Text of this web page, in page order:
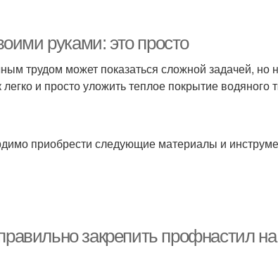
руками: это просто
трудом может показаться сложной задачей, но
и просто уложить теплое покрытие водяного
приобрести следующие материалы и
закрепить профнастил